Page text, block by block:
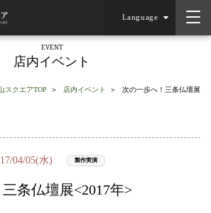
Language
EVENT
店内イベント
スクエアTOP 店内イベント 次の一歩へ！三条仏壇展
04/05(水) 製作実演
条仏壇展<2017年>